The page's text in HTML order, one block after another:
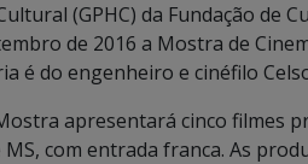
(GPHC) da Fundação de
de 2016 a Mostra de
é do engenheiro e cinéfilo
apresentará cinco filmes
MS, com entrada franca. As